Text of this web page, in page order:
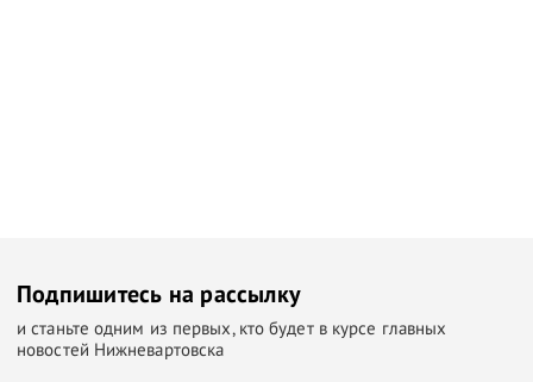
Подпишитесь на рассылку
и станьте одним из первых, кто будет в курсе главных
новостей Нижневартовска